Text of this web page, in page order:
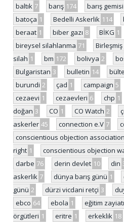
baltık 7 barış 174 barış gemisi
batoça 1 Bedelli Askerlik 114
beraat 1 biber gazı 8 BİKG 1
bireysel silahlanma 71
silah 1 bm 172 bolivya 2
Bulgaristan 3 bulletin 14
burundi 2 çad 1 campaign 5
cezaevi 1 cezaevleri 6 chp 1
doğan 3 CO 1 CO Watch 2
askerler 45 connection e.V 7
conscientious objection association
right 1 conscientious objection
darbe 76 derin devlet 10 din
askerlik 7 dünya barış günü 1
günü 2 dürzi vicdani retçi 3
ebco 64 ebola 1 eğitim zayiatı
örgütleri 1 eritre 1 erkeklik 18